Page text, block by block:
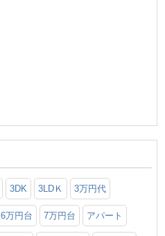
3DK 3LDＫ 3万円代
6万円台 7万円台 アパート